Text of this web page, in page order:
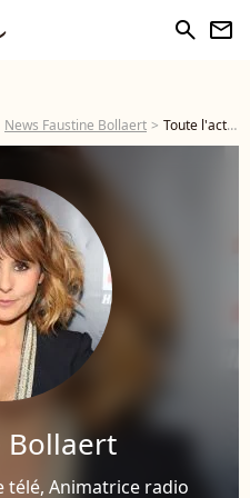
search newsletter
News Faustine Bollaert Toute l'actu de Faustine Bollaert - Page 8
Bollaert
télé, Animatrice radio